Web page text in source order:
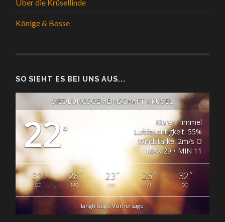
Über die Krüsellinde
Könige & Bosse
SO SIEHT ES BEI UNS AUS...
SIEDLUNGSGEMEINSCHAFT KRÜSEL
22°
Klarer Himmel
Luftfeuchtigkeit: 55%
Windstärke: 2m/s O
MAX 29 • MIN 11
31°
SO
28°
MO
23°
DIE
26°
MI
32 °
DO
langfristige Vorhersage